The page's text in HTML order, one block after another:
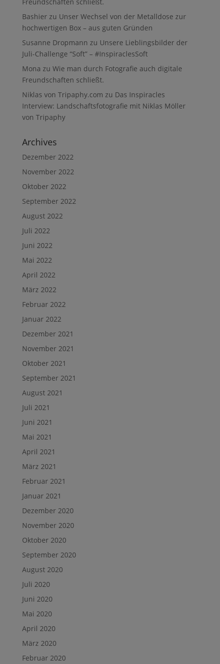
Bashierzu Unser Wechsel von der Metalldose zur
hochwertigen Box – aus guten Gründen
Susanne Dropmann zu Unsere Lieblingsbilder der
Juli-Challenge “Soft” – #InspiraclesSoft
Mona zu Wie man durch Fotografie auch digitale
Freundschaften schließt.
Niklas von Tripaphy.com zu Das Inspiracles
Interview: Landschaftsfotografie mit Niklas Möller
von Tripaphy
Archives
Dezember 2022
November 2022
Oktober 2022
September 2022
August 2022
Juli 2022
Juni 2022
Mai 2022
April 2022
März 2022
Februar 2022
Januar 2022
Dezember 2021
November 2021
Oktober 2021
September 2021
August 2021
Juli 2021
Juni 2021
Mai 2021
April 2021
März 2021
Februar 2021
Januar 2021
Dezember 2020
November 2020
Oktober 2020
September 2020
August 2020
Juli 2020
Juni 2020
Mai 2020
April 2020
März 2020
Februar 2020